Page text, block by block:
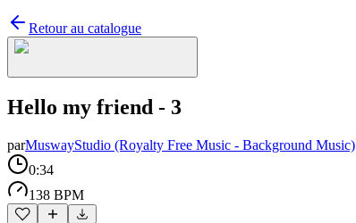
Retour au catalogue
Hello my friend - 3
parMuswayStudio (Royalty Free Music - Background Music)
0:34
138 BPM